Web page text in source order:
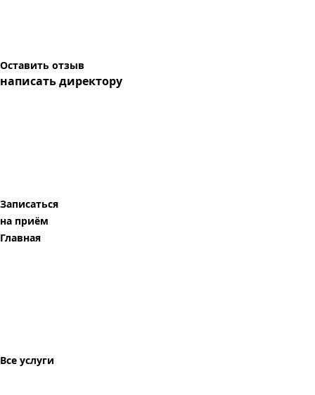
Оставить отзыв
написать директору
Записаться
на приём
Главная
Все услуги